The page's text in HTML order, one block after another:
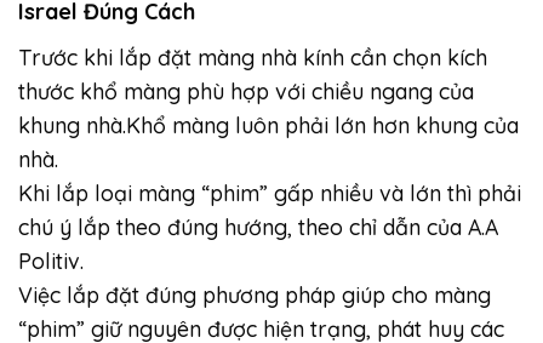
Israel Đúng Cách
Trước khi lắp đặt màng nhà kính cần chọn kích
thước khổ màng phù hợp với chiều ngang của
khung nhà.Khổ màng luôn phải lớn hơn khung của
nhà.
Khi lắp loại màng “phim” gấp nhiều và lớn thì phải
chú ý lắp theo đúng hướng, theo chỉ dẫn của A.A
Politiv.
Việc lắp đặt đúng phương pháp giúp cho màng
“phim” giữ nguyên được hiện trạng, phát huy các